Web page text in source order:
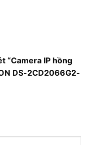
“Camera IP hồng
DS-2CD2066G2-